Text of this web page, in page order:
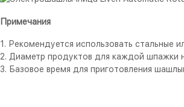
Примечания
1. Рекомендуется использовать
2. Диаметр продуктов для каждой шпажки
3. Базовое время для приготовления